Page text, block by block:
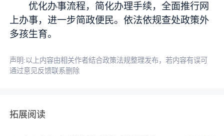
优化办事流程，简化办理手续，全面推行网
上办事，进一步简政便民。依法依规查处政策外
多孩生育。
声明:以上内容由相关作者结合政策法规整理发布，若内容有误可
通过意见反馈联系删除
拓展阅读